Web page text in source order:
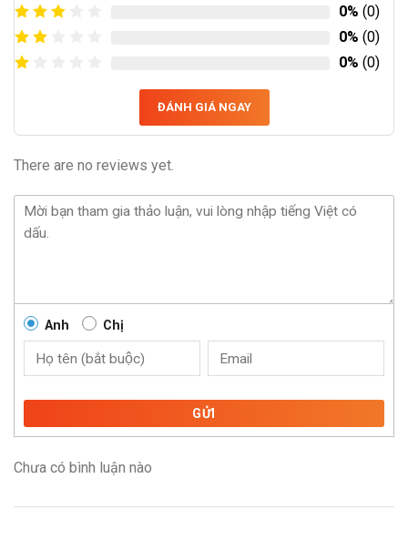
0% (0)
0% (0)
0% (0)
ĐÁNH GIÁ NGAY
There are no reviews yet.
Anh Chị
GỬI
Chưa có bình luận nào